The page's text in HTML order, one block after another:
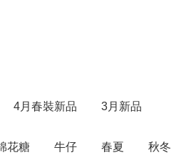
4月春裝新品 3月新品
花糖 牛仔 春夏 秋冬